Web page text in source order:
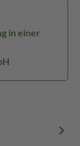
in einer